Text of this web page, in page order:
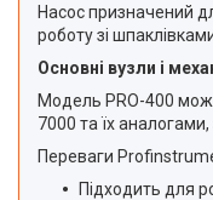
Тельфери та
Плазморізи і
обладнання
Акумуляторний
Машини для
Акція
Насос призначений
роботу зі
Основні вузли і
Модель PRO-400
7000 та їх
Переваги
Підходить для